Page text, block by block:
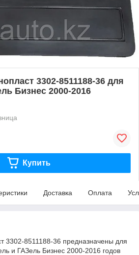
3302-8511188-36 для
Бизнес 2000-2016
Купить
Доставка Оплата
3302-8511188-36 предназначены для
и ГАЗель Бизнес 2000-2016 годов